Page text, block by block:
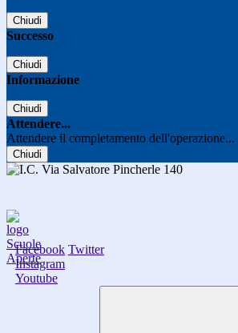
Chiudi
Successo
Chiudi
Informazione
Chiudi
Attendere...
Attendere il completamento dell'operazione...
Chiudi
Facebook Twitter
Instagram
Youtube